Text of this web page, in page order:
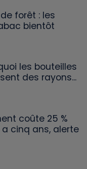
forêt : les
bientôt
les bouteilles
des rayons...
coûte 25 %
cinq ans, alerte